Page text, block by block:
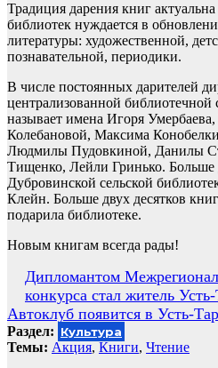
Традиция дарения книг
библиотек нуждается в
литературы: художественной,
познавательной, периодики.
В числе постоянных дарителей
централизованной
называет имена Игоря
Колебановой, Максима
Людмилы Пудовкиной, Данилы
Тищенко, Лейли Гринько. Больше
Дубровинской сельской
Клейн. Больше двух десятков
подарила библиотеке.
Новым книгам всегда рады!
Навигация
по
записям
Дипломантом
конкурса стал житель
Автоклуб появится в Усть-
Раздел: Культура
Темы: Акция, Книги, Чтение